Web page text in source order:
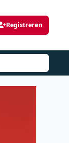
Registreren